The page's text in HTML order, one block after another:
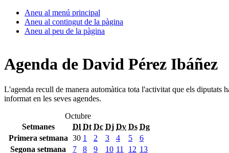
Aneu al menú principal
Aneu al contingut de la pàgina
Aneu al peu de la pàgina
Agenda de David Pérez Ibáñez
L'agenda recull de manera automàtica tota l'activitat que els diputats
informat en les seves agendes.
Octubre
Setmanes
Dl Dt Dc Dj Dv Ds Dg
Primera setmana 30 1 2 3 4 5
6
Segona setmana
7 8 9 10 11 12 13